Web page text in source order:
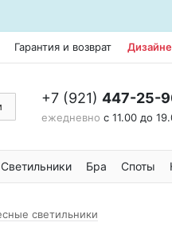
Гарантия и возврат
+7 (921) 447-25-
ежедневно с 11.00 до
Светильники Бра Споты
светильники